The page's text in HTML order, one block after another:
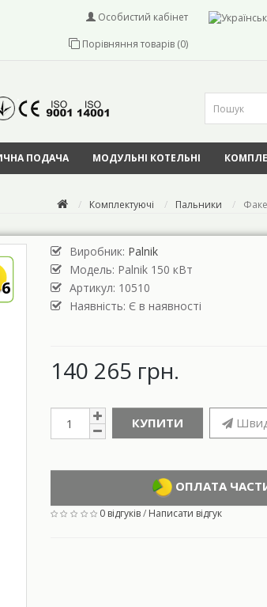
Особистий кабінет
Порівняння товарів (0)
ПОДАЧА МОДУЛЬНІ КОТЕЛЬНІ
Комплектуючі Пальники
6
Виробник: Palnik
Модель: Palnik 150 кВт
Артикул: 10510
Наявність: Є в наявності
140 265 грн.
КУПИТИ
ОПЛАТА
0 відгуків/ Написати відгук